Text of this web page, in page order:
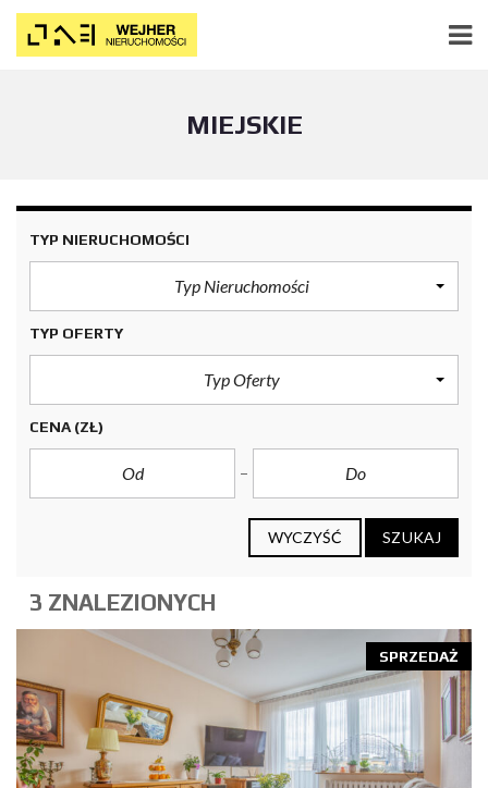
MIEJSKIE
TYP NIERUCHOMOŚCI
Typ Nieruchomości
TYP OFERTY
Typ Oferty
CENA (ZŁ)
WYCZYŚĆ SZUKAJ
3 ZNALEZIONYCH
SPRZEDAŻ